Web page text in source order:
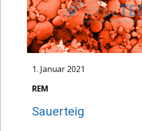
1. Januar 2021
REM
Sauerteig